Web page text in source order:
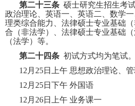
第二十三条 硕士研究生招生考
政治理论、英语一、英语二、数学
理类综合能力、 法律硕士专业基础
合（非法学）、法律硕士专业基础
（法学） 等。
第二十四条 初试方式均为笔试。
12 月 25日上午 思想政治理论、
12 月 25日下午 外国语
12 月 26日上午 业务课一